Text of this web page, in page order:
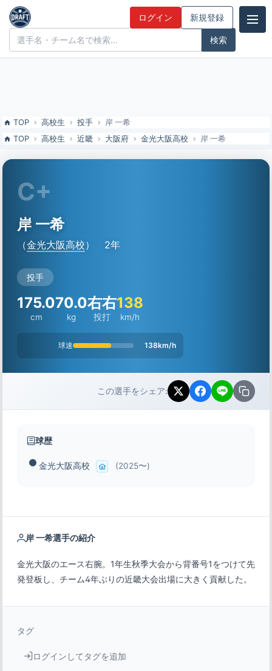
岸 一希（金光大阪高校）の特徴とドラフト評価 | ドラフト候補とみん
なの評価
ドラフト候補とみんなの評価 ログイン 新規登録
TOP 高校生 投手
岸 一希
TOP
高校生 近畿 大阪府 金光大阪高校 岸 一希
C+
岸 一希
（金光大阪高校） 2年
投手
175.0
cm
70.0
kg
右右
投打
138
km/h
球速 138km/h
この選手をシェア:
球歴
金光大阪高校 (2025〜)
岸 一希選手の紹介
金光大阪のエース右腕。1年生秋季大会から背番号1をつけて先
発登板し、チーム4年ぶりの近畿大会出場に大きく貢献した。
タグ
ログインしてタグを追加